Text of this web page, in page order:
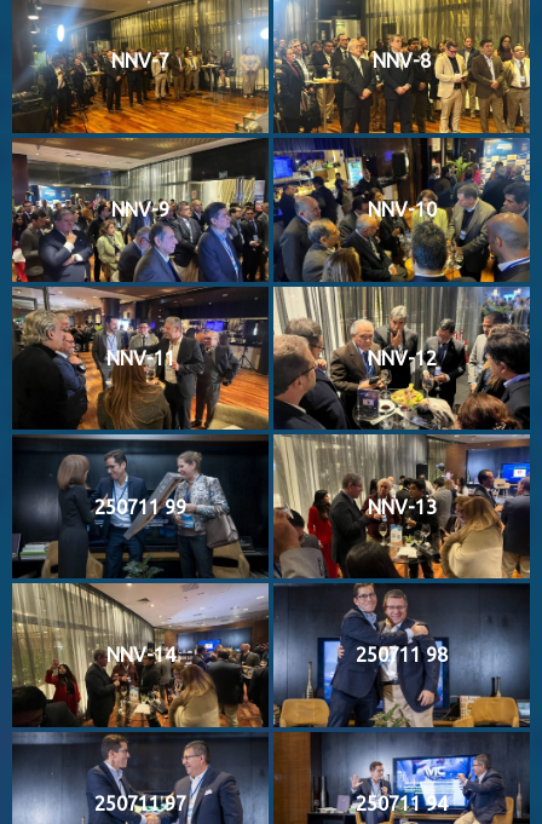
NNV-7 NNV-8
NNV-9 NNV-10
NNV-11 NNV-12
250711 99 NNV-13
NNV-14 250711 98
250711 97 250711 94